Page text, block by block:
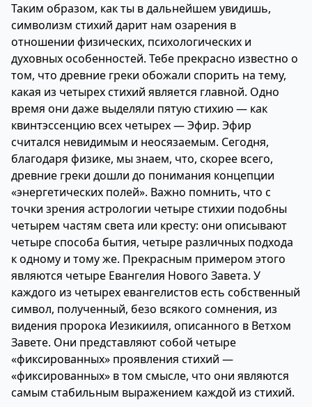
Таким образом, как ты в дальнейшем увидишь,
символизм стихий дарит нам озарения в
отношении физических, психологических и
духовных особенностей. Тебе прекрасно известно о
том, что древние греки обожали спорить на тему,
какая из четырех стихий является главной. Одно
время они даже выделяли пятую стихию — как
квинтэссенцию всех четырех — Эфир. Эфир
считался невидимым и неосязаемым. Сегодня,
благодаря физике, мы знаем, что, скорее всего,
древние греки дошли до понимания концепции
«энергетических полей». Важно помнить, что с
точки зрения астрологии четыре стихии подобны
четырем частям света или кресту: они описывают
четыре способа бытия, четыре различных подхода
к одному и тому же. Прекрасным примером этого
являются четыре Евангелия Нового Завета. У
каждого из четырех евангелистов есть собственный
символ, полученный, безо всякого сомнения, из
видения пророка Иезикииля, описанного в Ветхом
Завете. Они представляют собой четыре
«фиксированных» проявления стихий —
«фиксированных» в том смысле, что они являются
самым стабильным выражением каждой из стихий.